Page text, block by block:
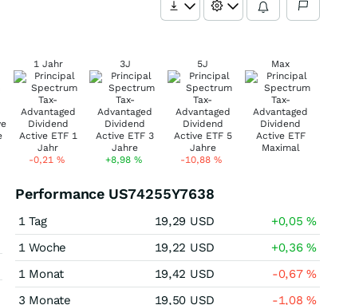
1 Jahr
-0,21 %
3J
+8,98 %
5J
-10,88%
Max
Performance US74255Y7638
1 Tag 19,29 USD +0,05%
1 Woche
19,22 USD +0,36%
1 Monat
19,42 USD -0,67%
3 Monate
19,50 USD -1,08%